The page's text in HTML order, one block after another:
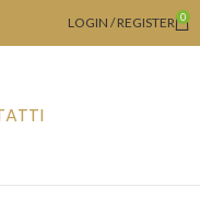
LOGIN / REGISTER 0